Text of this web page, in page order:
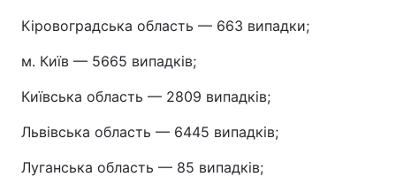
Кіровоградська область — 663 випадки;
м. Київ — 5665 випадків;
Київська область — 2809 випадків;
Львівська область — 6445 випадків;
Луганська область — 85 випадків;